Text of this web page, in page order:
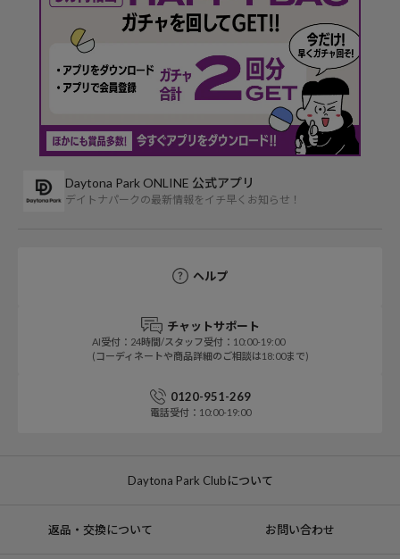
Daytona Park ONLINE 公式アプリ
デイトナパークの最新情報をイチ早くお知らせ！
ヘルプ
チャットサポート
AI受付：24時間/スタッフ受付：10:00-19:00
(コーディネートや商品詳細のご相談は18:00まで)
0120-951-269
電話受付：10:00-19:00
Daytona Park Clubについて
返品・交換について お問い合わせ